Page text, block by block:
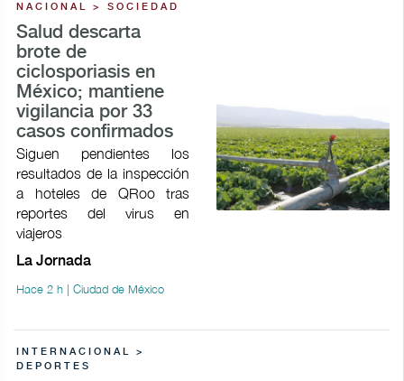
NACIONAL > SOCIEDAD
Salud descarta
brote de
ciclosporiasis en
México; mantiene
vigilancia por 33
casos confirmados
Siguen pendientes los
resultados de la inspección
a hoteles de QRoo tras
reportes del virus en
viajeros
La Jornada
Hace 2 h | Ciudad de México
INTERNACIONAL >
DEPORTES